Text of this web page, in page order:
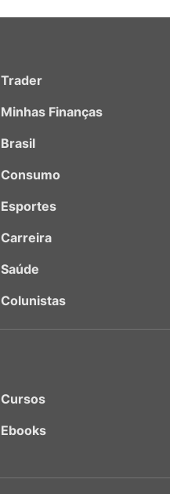
Trader
Minhas Finanças
Brasil
Consumo
Esportes
Carreira
Saúde
Colunistas
Cursos
Ebooks